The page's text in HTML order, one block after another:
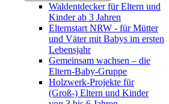
Waldentdecker für Eltern und
Kinder ab 3 Jahren
Elternstart NRW - für Mütter
und Väter mit Babys im ersten
Lebensjahr
Gemeinsam wachsen – die
Eltern-Baby-Gruppe
Holzwerk-Projekte für
(Groß-) Eltern und Kinder